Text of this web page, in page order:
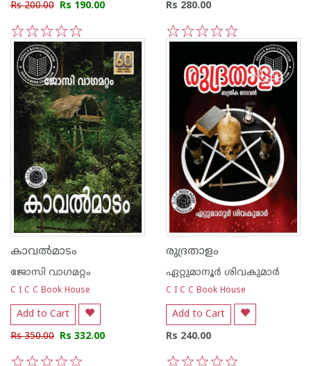
Rs 200.00 Rs 190.00
5
4
3
2
1
Rs 280.00
5
4
3
2
1
കാവല്‍മാടം
ജോസി വാഗമറ്റം
C I C C Book House
Add to Cart
Rs 350.00 Rs 332.00
രുദ്രതാളം
ഏറ്റുമാനൂര്‍ ശിവകുമാര്‍
C I C C Book House
Add to Cart
Rs 240.00